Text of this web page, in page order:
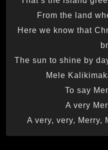
From the land
Here we know that
The sun to shine by
Mele
To say
A very
A very, very, Merry,